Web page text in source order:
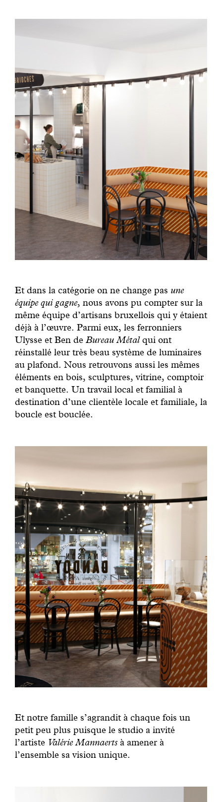
Et dans la catégorie on ne change pas une
équipe qui gagne, nous avons pu compter sur la
même équipe d’artisans bruxellois qui y étaient
déjà à l’œuvre. Parmi eux, les ferronniers
Ulysse et Ben de Bureau Métalqui ont
réinstallé leur très beau système de luminaires
au plafond. Nous retrouvons aussi les mêmes
éléments en bois, sculptures, vitrine, comptoir
et banquette. Un travail local et familial à
destination d’une clientèle locale et familiale, la
boucle est bouclée.
Et notre famille s’agrandit à chaque fois un
petit peu plus puisque le studio a invité
l’artiste Valérie Mannaertsà amener à
l’ensemble sa vision unique.